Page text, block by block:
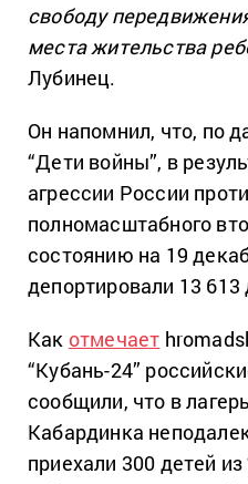
свободу
места жительства
Лубинец.
Он напомнил, что, по
“Дети войны”, в
агрессии России
полномасштабного
состоянию на 19
депортировали 13 613
Как отмечает
“Кубань-24”
сообщили, что в
Кабардинка
приехали 300 детей